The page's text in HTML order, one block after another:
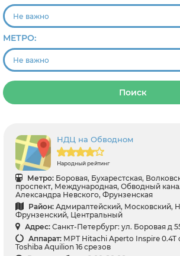
МЕТРО:
Поиск
НДЦ на Обводном
Народный рейтинг
Метро: Боровая, Бухарестская,
проспект, Международная, Обводный
Александра Невского, Фрунзенская
Район: Адмиралтейский, Московский,
Фрунзенский, Центральный
Адрес: Санкт-Петербург: ул. Боровая д
Аппарат: МРТ Hitachi Aperto Inspire 0.4T
Toshiba Aquilion 16 срезов